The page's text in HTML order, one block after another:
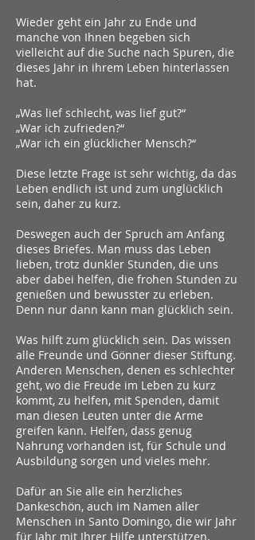
Wieder geht ein Jahr zu Ende und
manche von Ihnen begeben sich
vielleicht auf die Suche nach Spuren, die
dieses Jahr in ihrem Leben hinterlassen
hat.
„Was lief schlecht, was lief gut?“
„War ich zufrieden?“
„War ich ein glücklicher Mensch?“
Diese letzte Frage ist sehr wichtig, da das
Leben endlich ist und zum unglücklich
sein, daher zu kurz.
Deswegen auch der Spruch am Anfang
dieses Briefes. Man muss das Leben
lieben, trotz dunkler Stunden, die uns
aber dabei helfen, die frohen Stunden zu
genießen und bewusster zu erleben.
Denn nur dann kann man glücklich sein.
Was hilft zum glücklich sein. Das wissen
alle Freunde und Gönner dieser Stiftung.
Anderen Menschen, denen es schlechter
geht, wo die Freude im Leben zu kurz
kommt, zu helfen, mit Spenden, damit
man diesen Leuten unter die Arme
greifen kann. Helfen, dass genug
Nahrung vorhanden ist, für Schule und
Ausbildung sorgen und vieles mehr.
Dafür an Sie alle ein herzliches
Dankeschön, auch im Namen aller
Menschen in Santo Domingo, die wir Jahr
für Jahr mit Ihrer Hilfe unterstützen.